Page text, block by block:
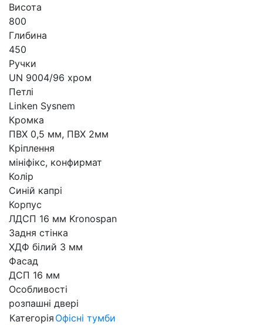
Висота
800
Глибина
450
Ручки
UN 9004/96 хром
Петлі
Linken Sysnem
Кромка
ПВХ 0,5 мм, ПВХ 2мм
Кріплення
мініфікс, конфирмат
Колір
Синій капрі
Корпус
ЛДСП 16 мм Kronospan
Задня стінка
ХДФ білий 3 мм
Фасад
ДСП 16 мм
Особливості
розпашні двері
Категорія Офісні тумби